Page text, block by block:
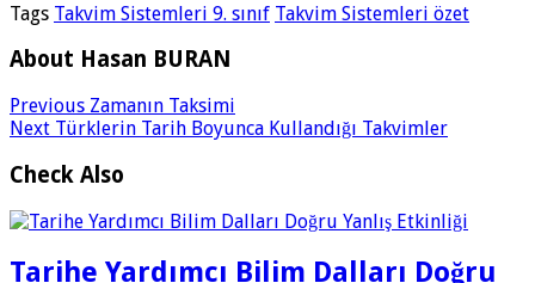
Tags Takvim Sistemleri 9. sınıf Takvim Sistemleri özet
About Hasan BURAN
Previous Zamanın Taksimi
Next Türklerin Tarih Boyunca Kullandığı Takvimler
Check Also
Tarihe Yardımcı Bilim Dalları Doğru